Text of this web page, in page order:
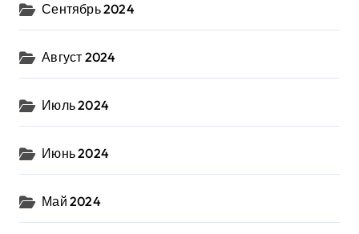
Сентябрь 2024
Август 2024
Июль 2024
Июнь 2024
Май 2024